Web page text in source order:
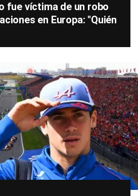
fue víctima de un robo
en Europa: "Quién